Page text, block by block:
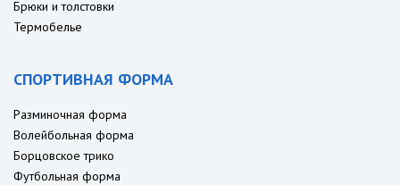
Брюки и толстовки
Термобелье
СПОРТИВНАЯ ФОРМА
Разминочная форма
Волейбольная форма
Борцовское трико
Футбольная форма